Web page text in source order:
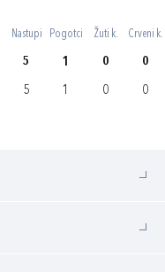
Nastupi Pogotci Žuti k. Crveni k.
5 1 0 0
5 1 0 0